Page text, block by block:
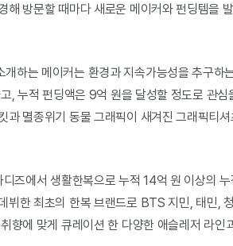
해 방문할 때마다 새로운 메이커와 펀딩템을
하는 메이커는 환경과 지속가능성을 추구하
, 누적 펀딩액은 9억 원을 달성할 정도로 관
과 멸종위기 동물 그래픽이 새겨진 그래픽티
즈에서 생활한복으로 누적 14억 원 이상의
뷔한 최초의 한복 브랜드로 BTS 지민, 태민,
향에 맞게 큐레이션 한 다양한 애슬레저 라인